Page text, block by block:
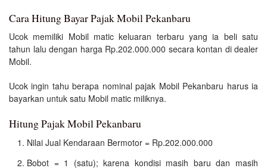
Cara Hitung Bayar Pajak Mobil Pekanbaru
Ucok memiliki Mobil matic keluaran terbaru yang ia beli satu
tahun lalu dengan harga Rp.202.000.000 secara kontan di dealer
Mobil.
Ucok ingin tahu berapa nominal pajak Mobil Pekanbaru harus ia
bayarkan untuk satu Mobil matic miliknya.
Hitung Pajak Mobil Pekanbaru
Nilai Jual Kendaraan Bermotor = Rp.202.000.000
Bobot = 1 (satu); karena kondisi masih baru dan masih